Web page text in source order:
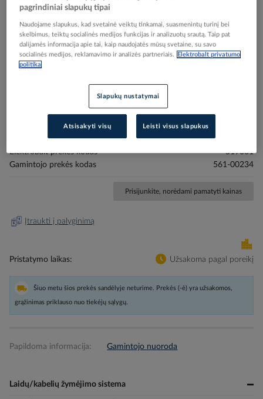
Markiruotė "W" laidui užspaudžiama 0.15-0.75mm2
WIC0 [pak. po 200 vnt.] - HELLERMANN TYTON
Elektrobalt prekės kodas
519061
Gamintojo prekės kodas
561-00234
Prisijunkite, norėdami pamatyti kainas
Įtraukti į palyginimą
Pristatymo laikas Užsakoma pagal poreikį
Šiuo metu šios prekės sandėlyje neturime. Prekės (-ė) yra užsakomos,
grąžinimas priklauso nuo tiekėjų sąlygų.
Papildoma informacija: Gamintojo nuoroda
Laidų/kabelių žymėjimo sistema
pagrindiniai slapukų tipai
Naudojame slapukus, kad svetainė veiktų tinkamai, suasmenintų turinį bei
skelbimus, teiktų socialinės medijos funkcijas ir analizuotų srautą. Taip pat
dalijamės informacija apie tai, kaip naudojatės mūsų svetaine, su savo
socialinės medijos, reklamavimo ir analizės partneriais.
Elektrobalt privatumo
politika
Slapukų nustatymai
Atsisakyti visų Leisti visus slapukus